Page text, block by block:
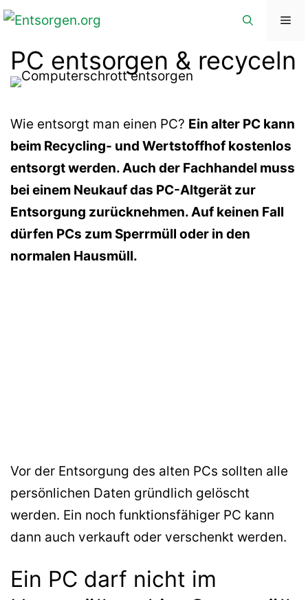
Zum
springen
PC entsorgen & recyceln
Wie entsorgt man einen PC? Ein alter PC kann
beim Recycling- und Wertstoffhof kostenlos
entsorgt werden. Auch der Fachhandel muss
bei einem Neukauf das PC-Altgerät zur
Entsorgung zurücknehmen. Auf keinen Fall
dürfen PCs zum Sperrmüll oder in den
normalen Hausmüll.
Vor der Entsorgung des alten PCs sollten alle
persönlichen Daten gründlich gelöscht
werden. Ein noch funktionsfähiger PC kann
dann auch verkauft oder verschenkt werden.
Ein PC darf nicht im